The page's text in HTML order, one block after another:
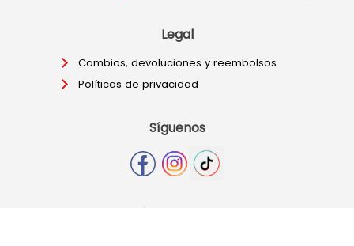
Legal
Cambios, devoluciones y reembolsos
Políticas de privacidad
Síguenos
Depósitos bancarios